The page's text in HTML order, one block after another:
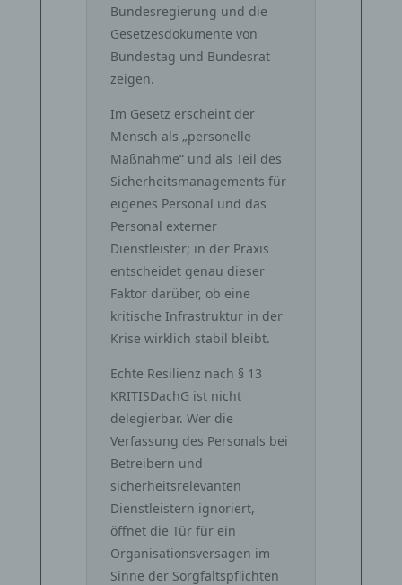
Bundesregierung und die
Gesetzesdokumente von
Bundestag und Bundesrat
zeigen.
Im Gesetz erscheint der
Mensch als „personelle
Maßnahme“ und als Teil des
Sicherheitsmanagements für
eigenes Personal und das
Personal externer
Dienstleister; in der Praxis
entscheidet genau dieser
Faktor darüber, ob eine
kritische Infrastruktur in der
Krise wirklich stabil bleibt.
Echte Resilienz nach § 13
KRITISDachG ist nicht
delegierbar. Wer die
Verfassung des Personals bei
Betreibern und
sicherheitsrelevanten
Dienstleistern ignoriert,
öffnet die Tür für ein
Organisationsversagen im
Sinne der Sorgfaltspflichten